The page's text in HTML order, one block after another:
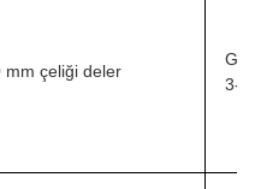
mm çeliği deler
3-4